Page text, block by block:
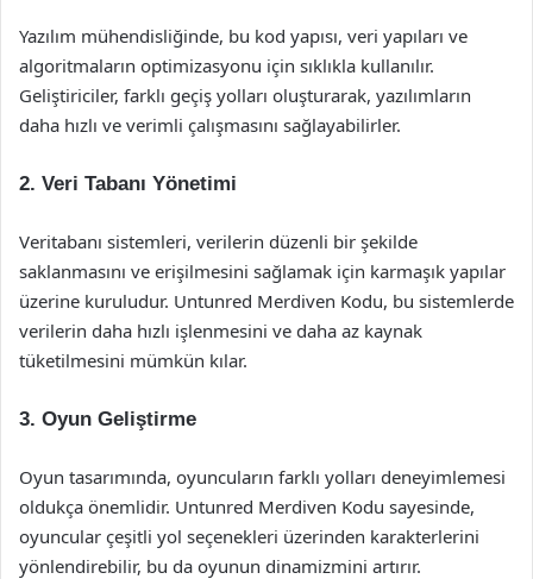
Yazılım mühendisliğinde, bu kod yapısı, veri yapıları ve
algoritmaların optimizasyonu için sıklıkla kullanılır.
Geliştiriciler, farklı geçiş yolları oluşturarak, yazılımların
daha hızlı ve verimli çalışmasını sağlayabilirler.
2. Veri Tabanı Yönetimi
Veritabanı sistemleri, verilerin düzenli bir şekilde
saklanmasını ve erişilmesini sağlamak için karmaşık yapılar
üzerine kuruludur. Untunred Merdiven Kodu, bu sistemlerde
verilerin daha hızlı işlenmesini ve daha az kaynak
tüketilmesini mümkün kılar.
3. Oyun Geliştirme
Oyun tasarımında, oyuncuların farklı yolları deneyimlemesi
oldukça önemlidir. Untunred Merdiven Kodu sayesinde,
oyuncular çeşitli yol seçenekleri üzerinden karakterlerini
yönlendirebilir, bu da oyunun dinamizmini artırır.